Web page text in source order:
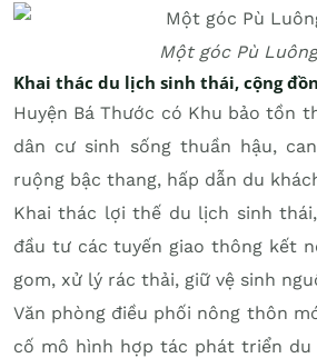
Một góc Pù
Khai thác du lịch sinh thái, cộng
Huyện Bá Thước có Khu bảo tồn
dân cư sinh sống thuần hậu,
ruộng bậc thang, hấp dẫn du
Khai thác lợi thế du lịch sinh
đầu tư các tuyến giao thông kết
gom, xử lý rác thải, giữ vệ sinh
Văn phòng điều phối nông thôn
cố mô hình hợp tác phát triển du